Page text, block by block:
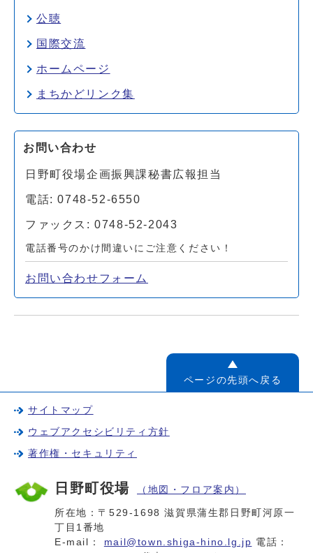
公聴
国際交流
ホームページ
まちかどリンク集
お問い合わせ
日野町役場企画振興課秘書広報担当
電話: 0748-52-6550
ファックス: 0748-52-2043
電話番号のかけ間違いにご注意ください！
お問い合わせフォーム
ページの先頭へ戻る
サイトマップ
ウェブアクセシビリティ方針
著作権・セキュリティ
日野町役場 （地図・フロア案内）
所在地：〒529-1698 滋賀県蒲生郡日野町河原一
丁目1番地
E-mail： mail@town.shiga-hino.lg.jp 電話：